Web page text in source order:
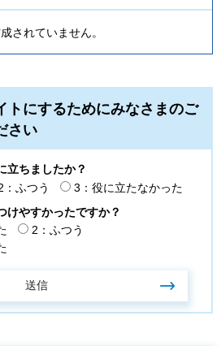
されていません。
トにするためにみなさまのご
さい
立ちましたか？
：ふつう
3：役に立たなかった
けやすかったですか？
2：ふつう